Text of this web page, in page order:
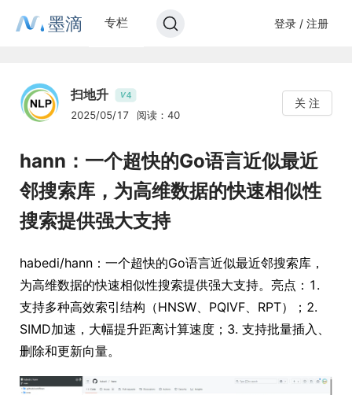
墨滴 专栏 登录 / 注册
扫地升 V4
2025/05/17 阅读：40
关 注
hann：一个超快的Go语言近似最近
邻搜索库，为高维数据的快速相似性
搜索提供强大支持
habedi/hann：一个超快的Go语言近似最近邻搜索库，
为高维数据的快速相似性搜索提供强大支持。亮点：1.
支持多种高效索引结构（HNSW、PQIVF、RPT）；2.
SIMD加速，大幅提升距离计算速度；3. 支持批量插入、
删除和更新向量。